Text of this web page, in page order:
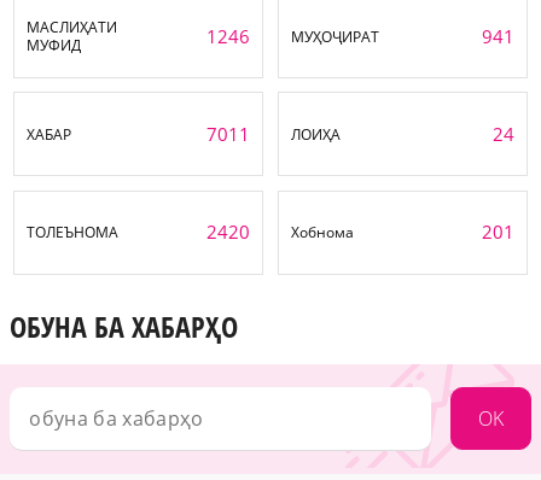
МАСЛИҲАТИ
МУФИД
1246 МУҲОҶИРАТ 941
ХАБАР 7011 ЛОИҲА 24
ТОЛЕЪНОМА 2420 Хобнома 201
ОБУНА БА ХАБАРҲО
OK